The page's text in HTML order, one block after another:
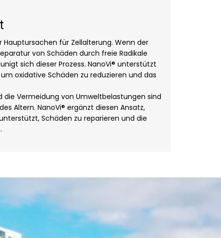
Hauptursachen für Zellalterung. Wenn der
von Schäden durch freie Radikale
sich dieser Prozess. NanoVi® unterstützt
oxidative Schäden zu reduzieren und das
die Vermeidung von Umweltbelastungen sind
Altern. NanoVi® ergänzt diesen Ansatz,
Schäden zu reparieren und die